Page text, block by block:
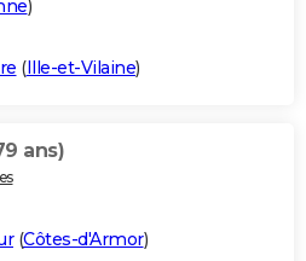
)
(Ille-et-Vilaine)
ans)
(Côtes-d'Armor)